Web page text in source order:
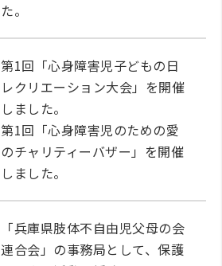
た。
第1回「心身障害児子どもの日
レクリエーション大会」を開催
しました。
第1回「心身障害児のための愛
のチャリティーバザー」を開催
しました。
「兵庫県肢体不自由児父母の会
連合会」の事務局として、保護